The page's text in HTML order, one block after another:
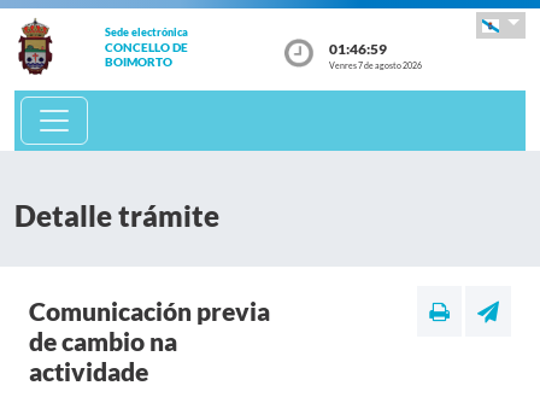
Sede electrónica
CONCELLO DE
BOIMORTO
01:46:59
Venres 7 de agosto 2026
Detalle trámite
Comunicación previa
de cambio na
actividade